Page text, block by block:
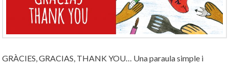
GRÀCIES, GRACIAS, THANK YOU… Una paraula simple i